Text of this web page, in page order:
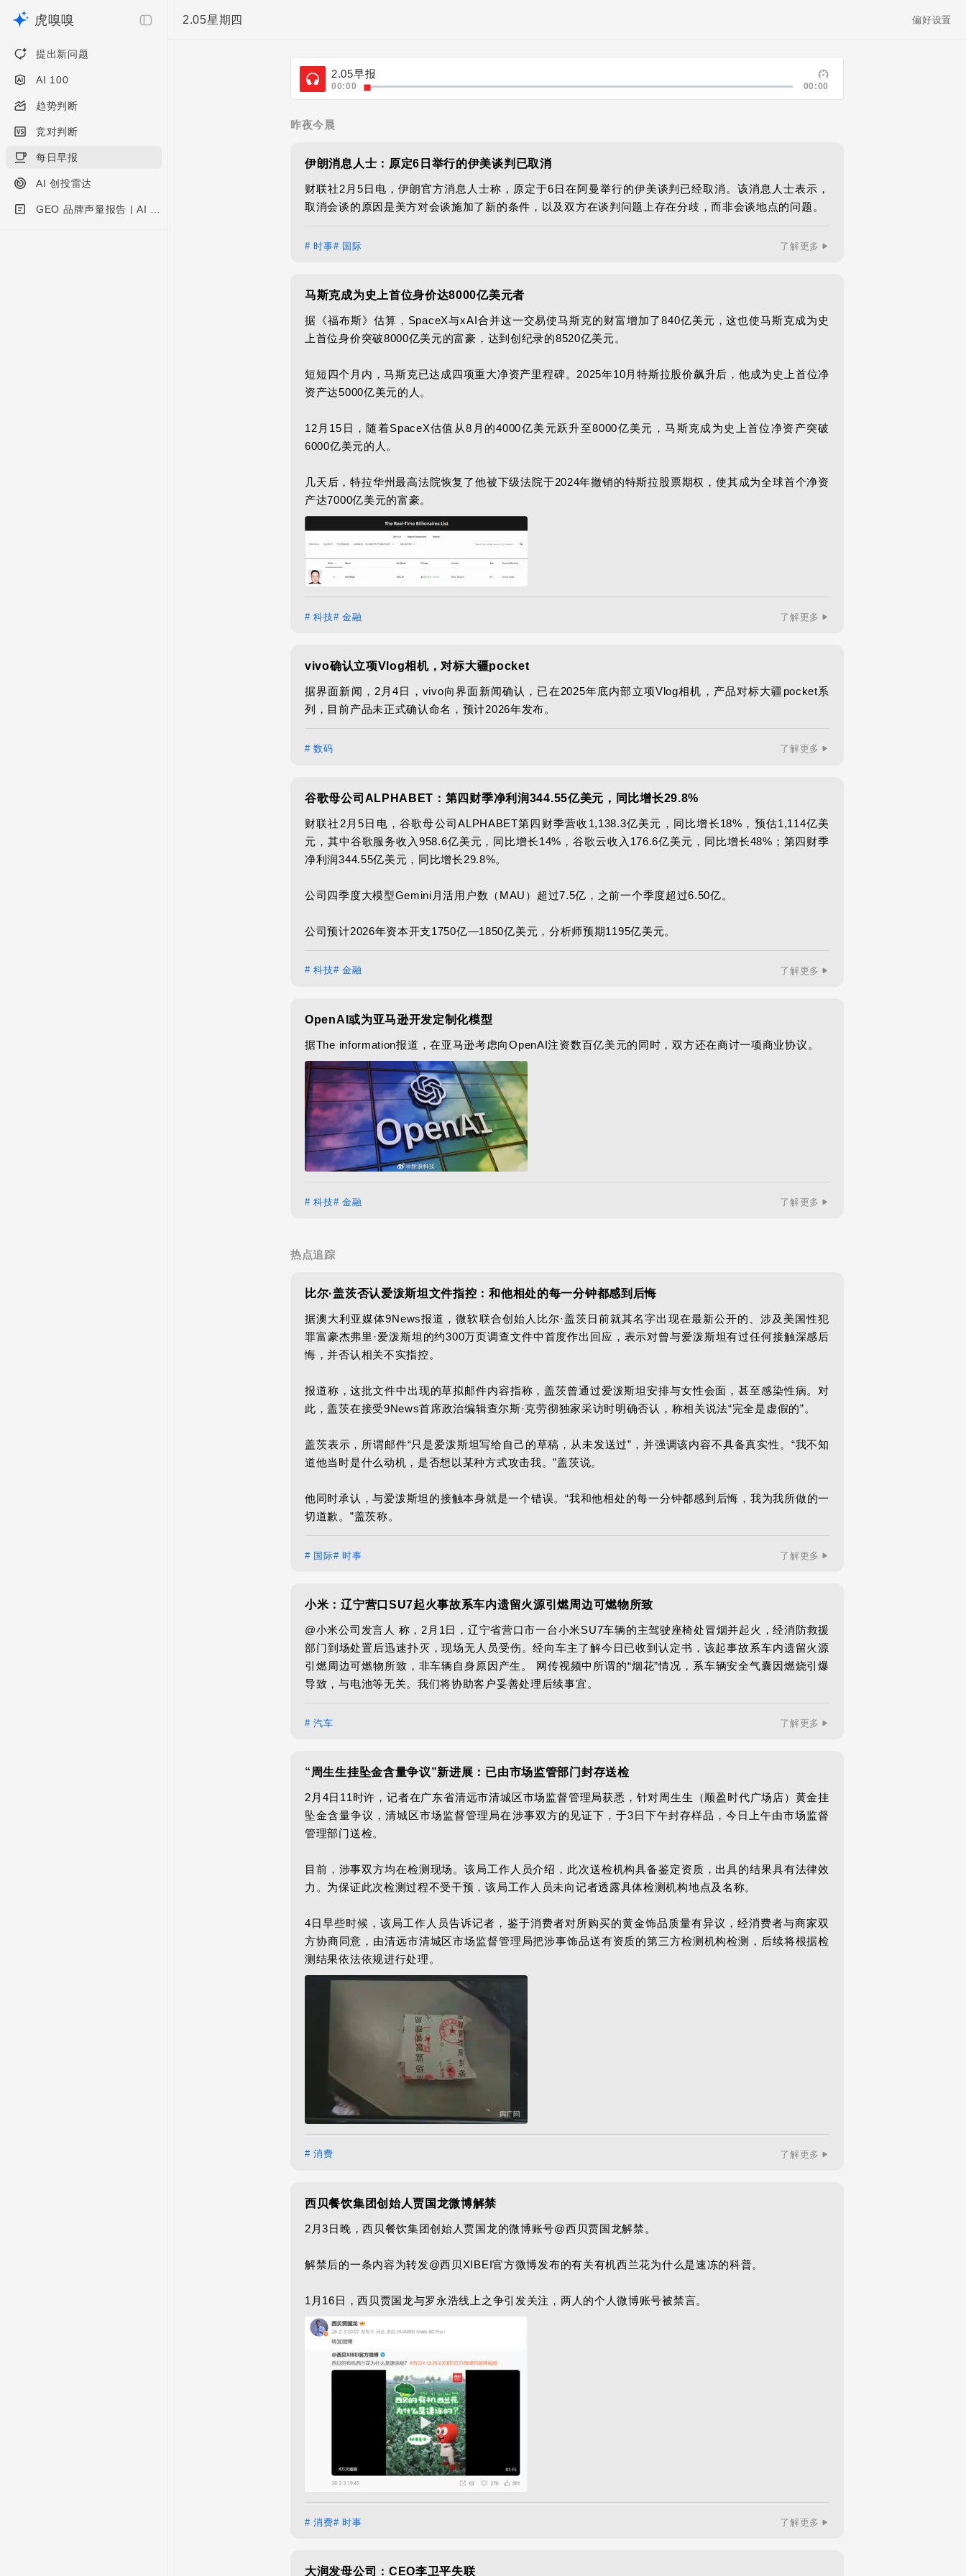
虎嗅嗅
提出新问题
AI 100
趋势判断
竞对判断
每日早报
AI 创投雷达
2.05星期四 偏好设置
2.05早报
00:00 00:00
昨夜今晨
伊朗消息人士：原定6日举行的伊美谈判已取消
财联社2月5日电，伊朗官方消息人士称，原定于6日在阿曼举行的伊美谈判已经取消。该消息人士表示，
取消会谈的原因是美方对会谈施加了新的条件，以及双方在谈判问题上存在分歧，而非会谈地点的问题。
# 时事# 国际 了解更多
马斯克成为史上首位身价达8000亿美元者
据《福布斯》估算，SpaceX与xAI合并这一交易使马斯克的财富增加了840亿美元，这也使马斯克成为史
上首位身价突破8000亿美元的富豪，达到创纪录的8520亿美元。
短短四个月内，马斯克已达成四项重大净资产里程碑。2025年10月特斯拉股价飙升后，他成为史上首位净
资产达5000亿美元的人。
12月15日，随着SpaceX估值从8月的4000亿美元跃升至8000亿美元，马斯克成为史上首位净资产突破
6000亿美元的人。
几天后，特拉华州最高法院恢复了他被下级法院于2024年撤销的特斯拉股票期权，使其成为全球首个净资
产达7000亿美元的富豪。
# 科技# 金融 了解更多
vivo确认立项Vlog相机，对标大疆pocket
据界面新闻，2月4日，vivo向界面新闻确认，已在2025年底内部立项Vlog相机，产品对标大疆pocket系
# 数码 了解更多
谷歌母公司ALPHABET：第四财季净利润344.55亿美元，同比增长29.8%
财联社2月5日电，谷歌母公司ALPHABET第四财季营收1,138.3亿美元，同比增长18%，预估1,114亿美
元，其中谷歌服务收入958.6亿美元，同比增长14%，谷歌云收入176.6亿美元，同比增长48%；第四财季
净利润344.55亿美元，同比增长29.8%。
公司四季度大模型Gemini月活用户数（MAU）超过7.5亿，之前一个季度超过6.50亿。
公司预计2026年资本开支1750亿—1850亿美元，分析师预期1195亿美元。
# 科技# 金融 了解更多
OpenAI或为亚马逊开发定制化模型
据The information报道，在亚马逊考虑向OpenAI注资数百亿美元的同时，双方还在商讨一项商业协议。
# 科技# 金融 了解更多
热点追踪
比尔·盖茨否认爱泼斯坦文件指控：和他相处的每一分钟都感到后悔
据澳大利亚媒体9News报道，微软联合创始人比尔·盖茨日前就其名字出现在最新公开的、涉及美国性犯
罪富豪杰弗里·爱泼斯坦的约300万页调查文件中首度作出回应，表示对曾与爱泼斯坦有过任何接触深感后
悔，并否认相关不实指控。
报道称，这批文件中出现的草拟邮件内容指称，盖茨曾通过爱泼斯坦安排与女性会面，甚至感染性病。对
此，盖茨在接受9News首席政治编辑查尔斯·克劳彻独家采访时明确否认，称相关说法“完全是虚假的”。
盖茨表示，所谓邮件“只是爱泼斯坦写给自己的草稿，从未发送过”，并强调该内容不具备真实性。“我不知
道他当时是什么动机，是否想以某种方式攻击我。”盖茨说。
他同时承认，与爱泼斯坦的接触本身就是一个错误。“我和他相处的每一分钟都感到后悔，我为我所做的一
切道歉。”盖茨称。
# 国际# 时事 了解更多
小米：辽宁营口SU7起火事故系车内遗留火源引燃周边可燃物所致
@小米公司发言人 称，2月1日，辽宁省营口市一台小米SU7车辆的主驾驶座椅处冒烟并起火，经消防救援
部门到场处置后迅速扑灭，现场无人员受伤。经向车主了解今日已收到认定书，该起事故系车内遗留火源
引燃周边可燃物所致，非车辆自身原因产生。 网传视频中所谓的“烟花”情况，系车辆安全气囊因燃烧引爆
导致，与电池等无关。我们将协助客户妥善处理后续事宜。
# 汽车 了解更多
“周生生挂坠金含量争议”新进展：已由市场监管部门封存送检
2月4日11时许，记者在广东省清远市清城区市场监督管理局获悉，针对周生生（顺盈时代广场店）黄金挂
坠金含量争议，清城区市场监督管理局在涉事双方的见证下，于3日下午封存样品，今日上午由市场监督
管理部门送检。
目前，涉事双方均在检测现场。该局工作人员介绍，此次送检机构具备鉴定资质，出具的结果具有法律效
力。为保证此次检测过程不受干预，该局工作人员未向记者透露具体检测机构地点及名称。
4日早些时候，该局工作人员告诉记者，鉴于消费者对所购买的黄金饰品质量有异议，经消费者与商家双
方协商同意，由清远市清城区市场监督管理局把涉事饰品送有资质的第三方检测机构检测，后续将根据检
测结果依法依规进行处理。
# 消费 了解更多
西贝餐饮集团创始人贾国龙微博解禁
2月3日晚，西贝餐饮集团创始人贾国龙的微博账号@西贝贾国龙解禁。
解禁后的一条内容为转发@西贝XIBEI官方微博发布的有关有机西兰花为什么是速冻的科普。
1月16日，西贝贾国龙与罗永浩线上之争引发关注，两人的个人微博账号被禁言。
# 消费# 时事 了解更多
大润发母公司：CEO李卫平失联